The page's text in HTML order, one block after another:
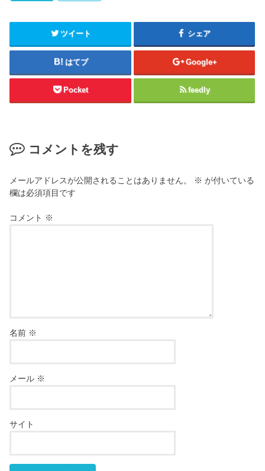
ツイート シェア
はてブ Google+
Pocket feedly
コメントを残す
メールアドレスが公開されることはありません。 ※ が付いている
欄は必須項目です
コメント ※
名前 ※
メール ※
サイト